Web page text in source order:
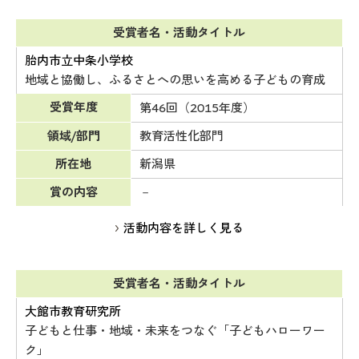
受賞者名・活動タイトル
胎内市立中条小学校
地域と協働し、ふるさとへの思いを高める子どもの育成
受賞年度
第46回（2015年度）
領域/部門
教育活性化部門
所在地
新潟県
賞の内容
－
活動内容を詳しく見る
受賞者名・活動タイトル
大館市教育研究所
子どもと仕事・地域・未来をつなぐ「子どもハローワー
ク」